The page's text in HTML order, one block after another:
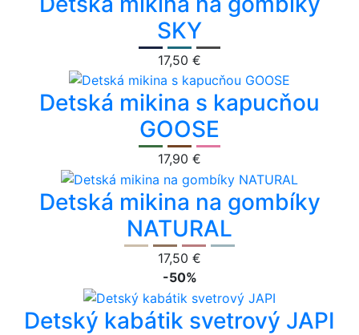
SKY
17,50 €
Detská mikina s kapucňou
GOOSE
17,90 €
Detská mikina na gombíky
NATURAL
17,50 €
-50%
Detský kabátik svetrový JAPI